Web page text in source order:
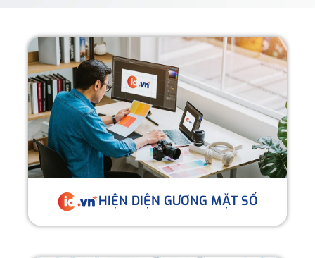
HIỆN DIỆN GƯƠNG MẶT SỐ